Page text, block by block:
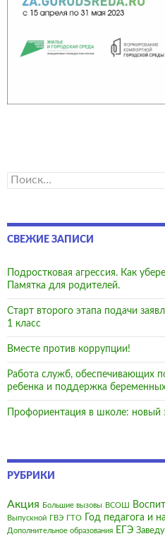
Найти:
СВЕЖИЕ ЗАПИСИ
Подростковая агрессия. Как
Памятка для родителей.
Старт второго этапа подачи
1 класс
Вместе против коррупции!
Работа служб, обеспечивающих
ребенка и поддержка
Профориентация в школе: новый
РУБРИКИ
Акция Большие вызовы ВСОШ
Выпускной ГВЭ ГТО Год педагога и
Дополнительное образования ЕГЭ